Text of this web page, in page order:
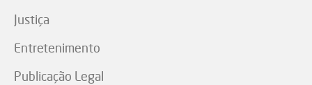
Justiça
Entretenimento
Publicação Legal